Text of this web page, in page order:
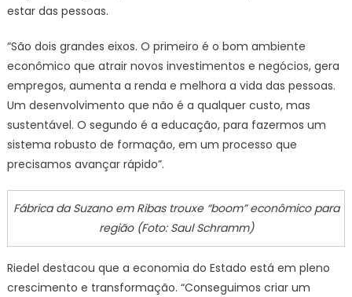
estar das pessoas.
“São dois grandes eixos. O primeiro é o bom ambiente
econômico que atrair novos investimentos e negócios, gera
empregos, aumenta a renda e melhora a vida das pessoas.
Um desenvolvimento que não é a qualquer custo, mas
sustentável. O segundo é a educação, para fazermos um
sistema robusto de formação, em um processo que
precisamos avançar rápido”.
Fábrica da Suzano em Ribas trouxe “boom” econômico para
região (Foto: Saul Schramm)
Riedel destacou que a economia do Estado está em pleno
crescimento e transformação. “Conseguimos criar um